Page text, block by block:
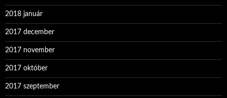
2018 január
2017 december
2017 november
2017 október
2017 szeptember